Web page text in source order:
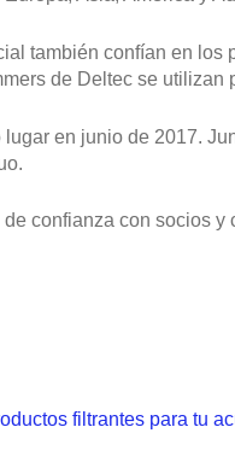
también confían en
de Deltec se
en junio de 2017.
confianza con socios
filtrantes para tu